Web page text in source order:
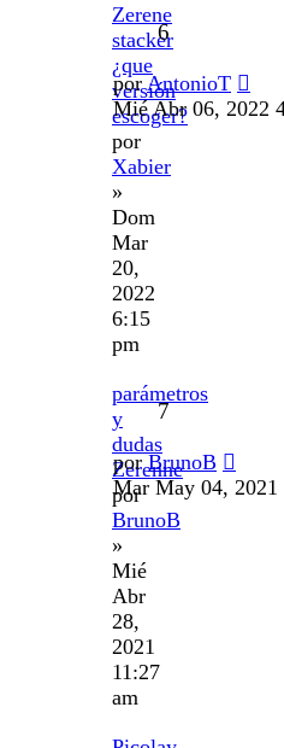
Zerene
stacker
¿que
versión
escoger?
por
Xabier
»
Dom
Mar
20,
2022
6:15
pm
6
porAntonioT
Mié Abr 06, 2022
parámetros
y
dudas
Zerenne
por
BrunoB
»
Mié
Abr
28,
2021
11:27
am
7
porBrunoB
Mar May 04, 2021